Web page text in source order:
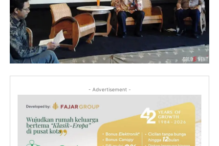
- Advertisement -